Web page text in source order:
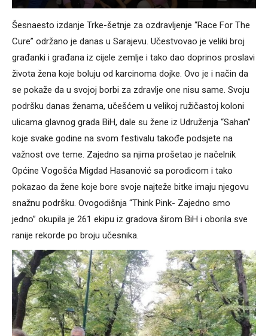
Šesnaesto izdanje Trke-šetnje za ozdravljenje “Race For The
Cure” održano je danas u Sarajevu. Učestvovao je veliki broj
građanki i građana iz cijele zemlje i tako dao doprinos proslavi
života žena koje boluju od karcinoma dojke. Ovo je i način da
se pokaže da u svojoj borbi za zdravlje one nisu same. Svoju
podršku danas ženama, učešćem u velikoj ružičastoj koloni
ulicama glavnog grada BiH, dale su žene iz Udruženja “Sahan”
koje svake godine na svom festivalu takođe podsjete na
važnost ove teme. Zajedno sa njima prošetao je načelnik
Općine Vogošća Migdad Hasanović sa porodicom i tako
pokazao da žene koje bore svoje najteže bitke imaju njegovu
snažnu podršku. Ovogodišnja “Think Pink- Zajedno smo
jedno” okupila je 261 ekipu iz gradova širom BiH i oborila sve
ranije rekorde po broju učesnika.